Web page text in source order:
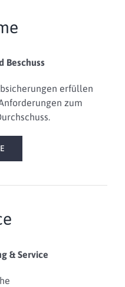
Beschuss
erfüllen
zum
& Service